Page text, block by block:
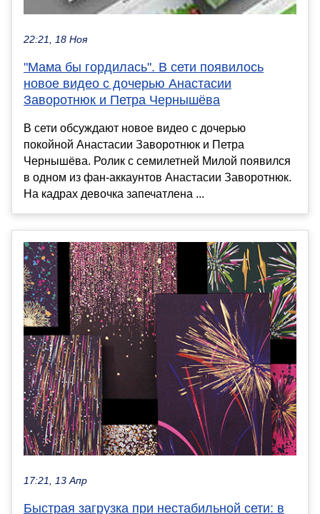
22:21, 18 Ноя
"Мама бы гордилась". В сети появилось
новое видео с дочерью Анастасии
Заворотнюк и Петра Чернышёва
В сети обсуждают новое видео с дочерью
покойной Анастасии Заворотнюк и Петра
Чернышёва. Ролик с семилетней Милой появился
в одном из фан-аккаунтов Анастасии Заворотнюк.
На кадрах девочка запечатлена ...
17:21, 13 Апр
Быстрая загрузка при нестабильной сети: в